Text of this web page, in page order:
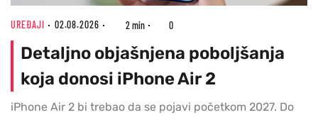
UREĐAJI 02.08.2026 2 min 0
Detaljno objašnjena poboljšanja
koja donosi iPhone Air 2
iPhone Air 2 bi trebao da se pojavi početkom 2027. Do